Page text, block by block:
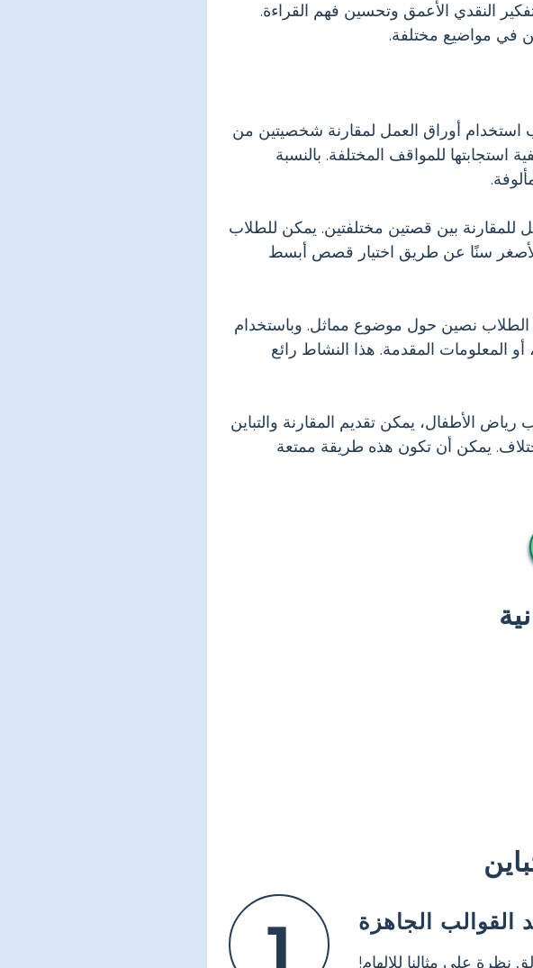
النقدي الأعمق وتحسين فهم القراءة.
في مواضيع مختلفة.
استخدام أوراق العمل لمقارنة شخصيتين من
للمواقف المختلفة. بالنسبة
للمقارنة بين قصتين مختلفتين. يمكن للطلاب
الأصغر سنًا عن طريق اختيار قصص أبسط
الطلاب نصين حول موضوع مماثل. وباستخدام
المعلومات المقدمة. هذا النشاط رائع
الأطفال، يمكن تقديم المقارنة والتباين
يمكن أن تكون هذه طريقة ممتعة
1 القوالب الجاهزة
نظرة على مثالنا للإلهام!